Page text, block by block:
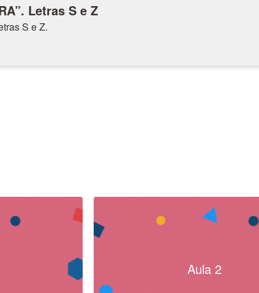
Letras S e Z
S e Z.
Aula 2